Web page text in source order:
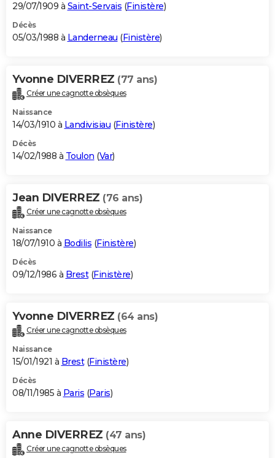
29/07/1909 à Saint-Servais (Finistère)
Décès
05/03/1988 à Landerneau (Finistère)
Yvonne DIVERREZ (77 ans)
Créer une cagnotte obsèques
Naissance
14/03/1910 à Landivisiau (Finistère)
Décès
14/02/1988 à Toulon (Var)
Jean DIVERREZ (76 ans)
Créer une cagnotte obsèques
Naissance
18/07/1910 à Bodilis (Finistère)
Décès
09/12/1986 à Brest(Finistère)
Yvonne DIVERREZ (64 ans)
Créer une cagnotte obsèques
Naissance
15/01/1921 à Brest(Finistère)
Décès
08/11/1985 à Paris (Paris)
Anne DIVERREZ (47 ans)
Créer une cagnotte obsèques